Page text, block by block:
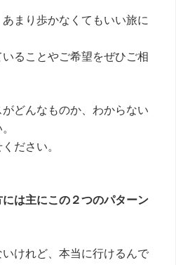
まり歩かなくてもいい旅に
ることやご希望をぜひご相
どんなものか、わからない
ださい。
は主にこの２つのパターン
けれど、本当に行けるんで